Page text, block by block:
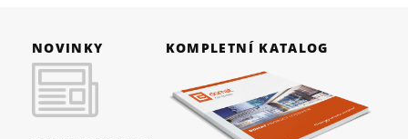
NOVINKY KOMPLETNÍ KATALOG